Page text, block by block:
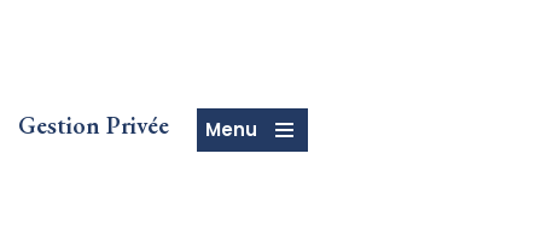
Gestion Privée Menu